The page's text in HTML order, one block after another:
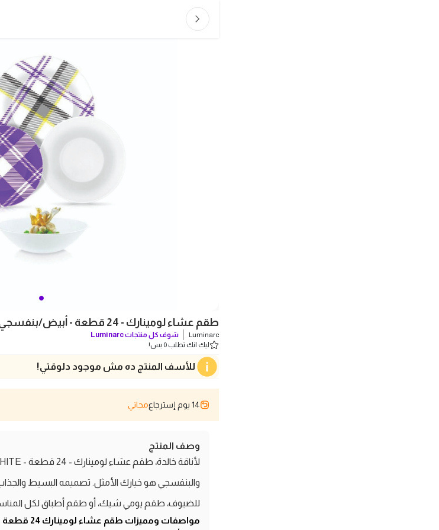
طقم عشاء لومينارك - 24 قطعة - أبيض/بنفسجي - SCOTTISH WHITE
Luminarc شوف كل منتجاتLuminarc
ليك انك تطلب 0 بس!
للأسف المنتج ده مش موجود دلوقتي!
14 يوم إسترجاع مجاني
وصف المنتج
والبنفسجي هو خيارك الأمثل. تصميمه البسيط
للضيوف، طقم يومي شيك، أو طقم أطباق لكل
مواصفات ومميزات طقم عشاء لومينارك 24 قطعة